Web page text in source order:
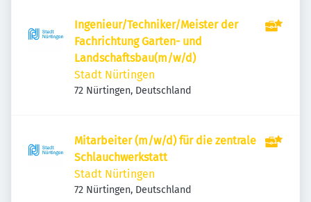
Ingenieur/Techniker/Meister der
Fachrichtung Garten- und
Landschaftsbau(m/w/d)
Stadt Nürtingen
72 Nürtingen, Deutschland
Mitarbeiter (m/w/d) für die zentrale
Schlauchwerkstatt
Stadt Nürtingen
72 Nürtingen, Deutschland